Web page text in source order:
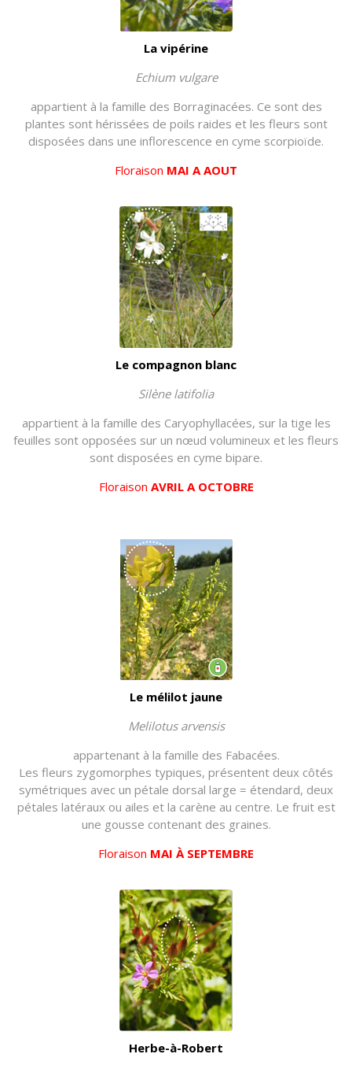
La vipérine
Echium vulgare
appartient à la famille des Borraginacées. Ce sont des
plantes sont hérissées de poils raides et les fleurs sont
disposées dans une inflorescence en cyme scorpioïde.
Floraison MAI A AOUT
Le compagnon blanc
Silène latifolia
appartient à la famille des Caryophyllacées, sur la tige les
feuilles sont opposées sur un nœud volumineux et les fleurs
sont disposées en cyme bipare.
Floraison AVRIL A OCTOBRE
Le mélilot jaune
Melilotus arvensis
appartenant à la famille des Fabacées.
Les fleurs zygomorphes typiques, présentent deux côtés
symétriques avec un pétale dorsal large = étendard, deux
pétales latéraux ou ailes et la carène au centre. Le fruit est
une gousse contenant des graines.
Floraison MAI À SEPTEMBRE
Herbe-à-Robert